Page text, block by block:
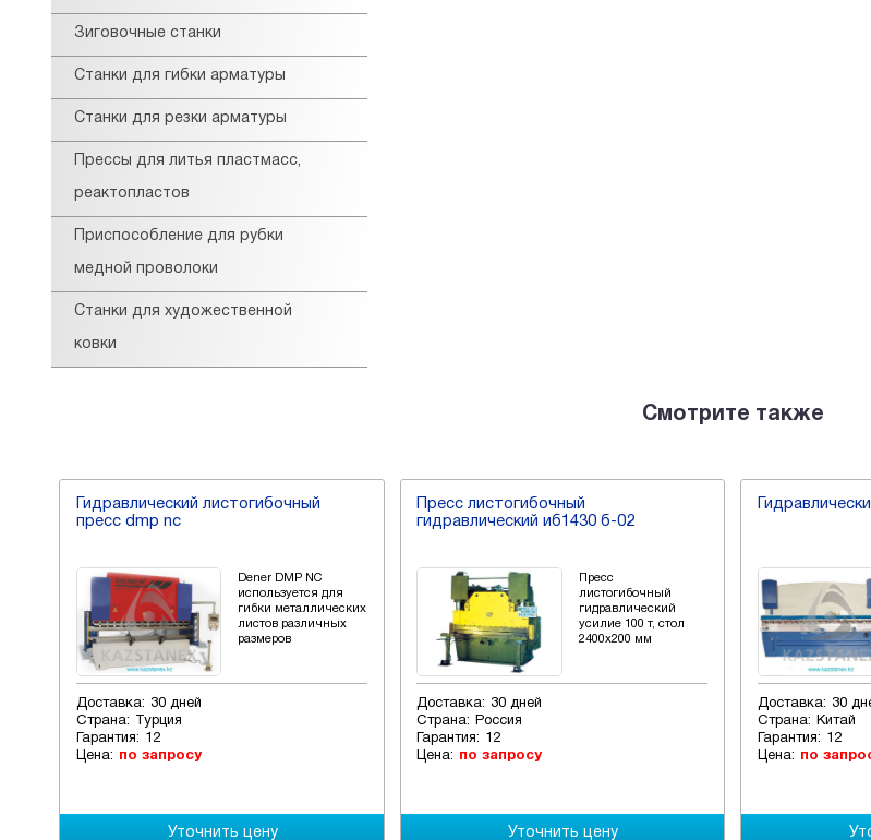
Зиговочные станки
Станки для гибки арматуры
Станки для резки арматуры
Прессы для литья пластмасс,
реактопластов
Приспособление для рубки
медной проволоки
Станки для художественной
ковки
Смотрите также
Гидравлический листогибочный
пресс dmp nc
Dener DMP NC
используется для
гибки металлических
листов различных
размеров
Доставка: 30 дней
Страна:
Турция
Гарантия: 12
Цена: по запросу
Пресс листогибочный
гидравлический иб1430 б-02
Пресс
листогибочный
гидравлический
усилие 100 т, стол
2400х200 мм
Доставка: 30 дней
Страна:
Россия
Гарантия: 12
Цена: по запросу
Доставка: 30
Страна:
Китай
Гарантия: 12
Цена: по